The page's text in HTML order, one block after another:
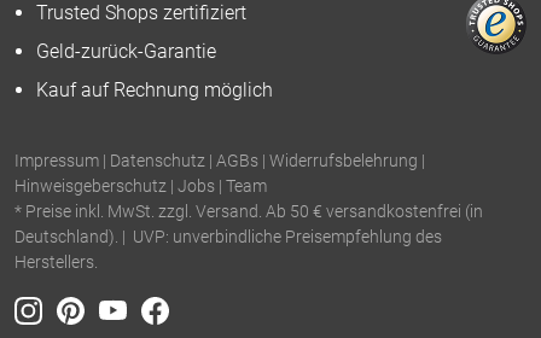
Trusted Shops zertifiziert
Geld-zurück-Garantie
Kauf auf Rechnung möglich
Impressum | Datenschutz | AGBs | Widerrufsbelehrung |
Hinweisgeberschutz | Jobs | Team
* Preise inkl. MwSt. zzgl. Versand. Ab 50 € versandkostenfrei (in
Deutschland). | UVP: unverbindliche Preisempfehlung des
Herstellers.